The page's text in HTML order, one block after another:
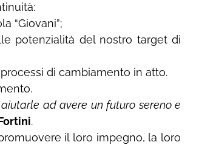
“Giovani”;
potenzialità del nostro target di
di cambiamento in atto.
ad avere un futuro sereno e
.
il loro impegno, la loro